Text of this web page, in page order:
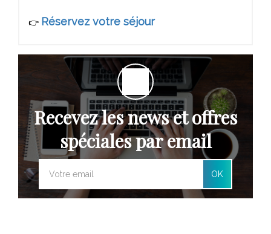
👉 Réservez votre séjour
Recevez les news et offres
spéciales par email
OK